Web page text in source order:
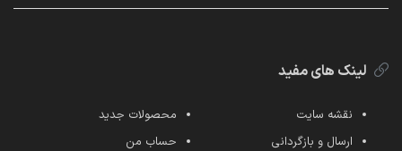
لینک های مفید
نقشه سایت
ارسال و بازگردانی
محصولات جدید
حساب من